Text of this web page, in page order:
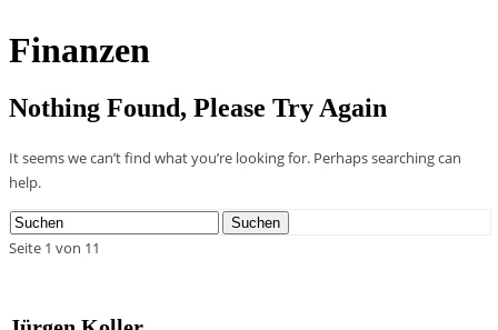
Finanzen
Nothing Found, Please Try Again
It seems we can’t find what you’re looking for. Perhaps searching can
help.
Search
for:
Suchen
Seite 1 von 11